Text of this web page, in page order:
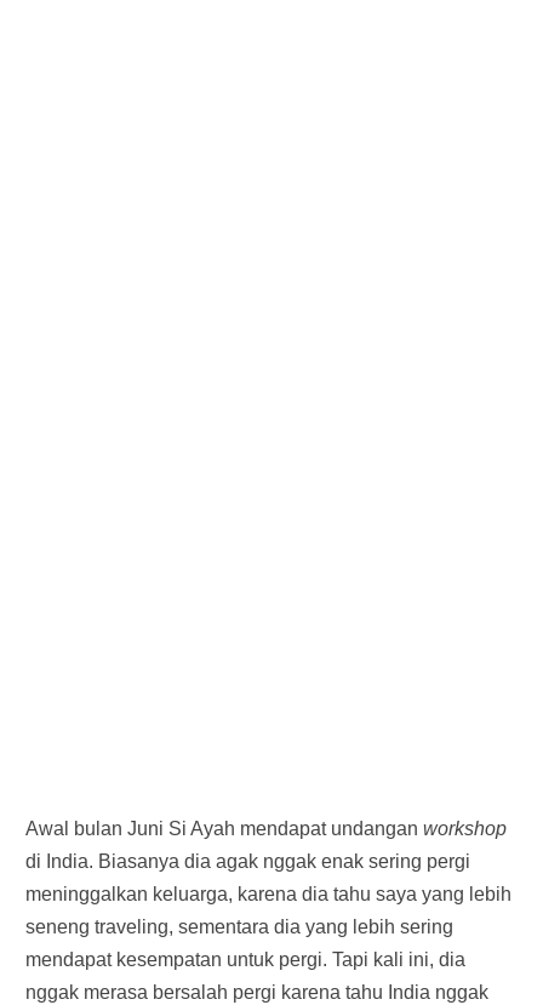
Awal bulan Juni Si Ayah mendapat undanganworkshop
di India. Biasanya dia agak nggak enaksering pergi
meninggalkan keluarga, karena dia tahu saya yang lebih
seneng traveling, sementara dia yang lebih sering
mendapat kesempatan untuk pergi. Tapi kali ini, dia
nggak merasa bersalah pergi karena tahu India nggak